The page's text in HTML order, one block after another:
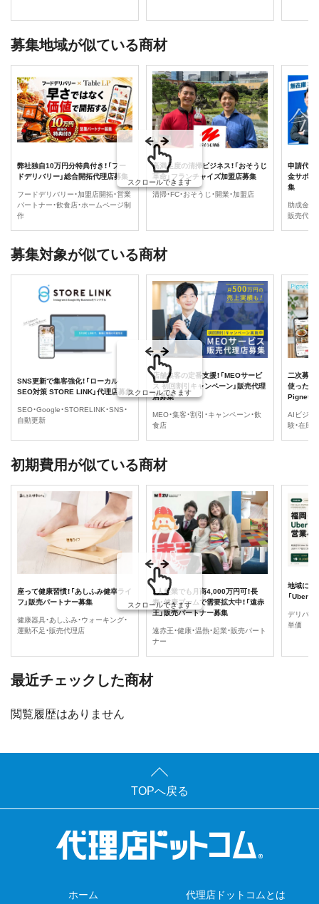
募集地域が似ている商材
弊社独自10万円分特典付き！「フー
ドデリバリー」総合開拓代理店募集
フードデリバリー・加盟店開拓・営業
パートナー・飲食店・ホームページ制
作
高満足度の清掃ビジネス！「おそうじ
革命」フランチャイズ加盟店募集
清掃・FC・おそうじ・開業・加盟店
申請代行
金サポー
集
助成金・
販売代理
スクロールできます
募集対象が似ている商材
SNS更新で集客強化！「ローカル
SEO対策 STORE LINK」代理店募集
SEO・Google・STORELINK・SNS・
自動更新
店舗集客の定番支援！「MEOサービ
ス 初回割引キャンペーン」販売代理
店募集
MEO・集客・割引・キャンペーン・飲
食店
二次募集
使った
Pignet」
AIビジネ
験・在庫
スクロールできます
初期費用が似ている商材
座って健康習慣！「あしふみ健幸ライ
フ」販売パートナー募集
健康器具・あしふみ・ウォーキング・
運動不足・販売代理店
1人起業でも月商4,000万円可！長
寿・健康ブームで需要拡大中！「遠赤
王」販売パートナー募集
遠赤王・健康・温熱・起業・販売パート
ナー
地域に密
「Uber
デリバリ
単価
スクロールできます
最近チェックした商材
閲覧履歴はありません
TOPへ戻る
ホーム 代理店ドットコムとは